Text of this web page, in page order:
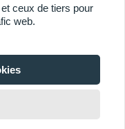
confidentialité
Technology Co.
ceux de tiers pour
web.